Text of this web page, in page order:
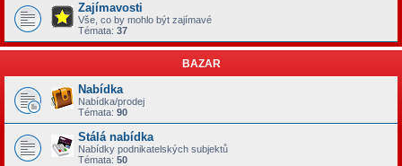
Zajímavosti
Vše, co by mohlo být zajímavé
Témata: 37
BAZAR
Nabídka
Nabídka/prodej
Témata: 90
Stálá nabídka
Nabídky podnikatelských subjektů
Témata: 50